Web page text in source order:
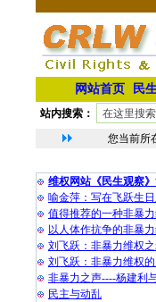
网站首页 民
站内搜索：
您当前所
维权网站《民生观察
喻金萍：写在飞跃生
值得推荐的一种非暴
以人体作抗争的非暴
刘飞跃：非暴力维权
刘飞跃：非暴力维权
非暴力之声----杨建利
民主与动乱